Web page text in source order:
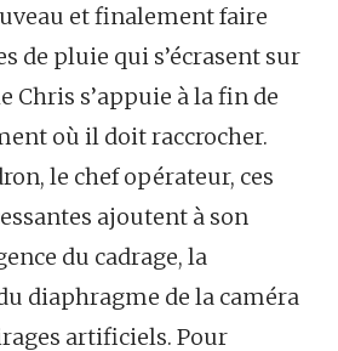
et finalement faire
de pluie qui s’écrasent sur
Chris s’appuie à la fin de
où il doit raccrocher.
le chef opérateur, ces
ajoutent à son
du cadrage, la
diaphragme de la caméra
artificiels. Pour